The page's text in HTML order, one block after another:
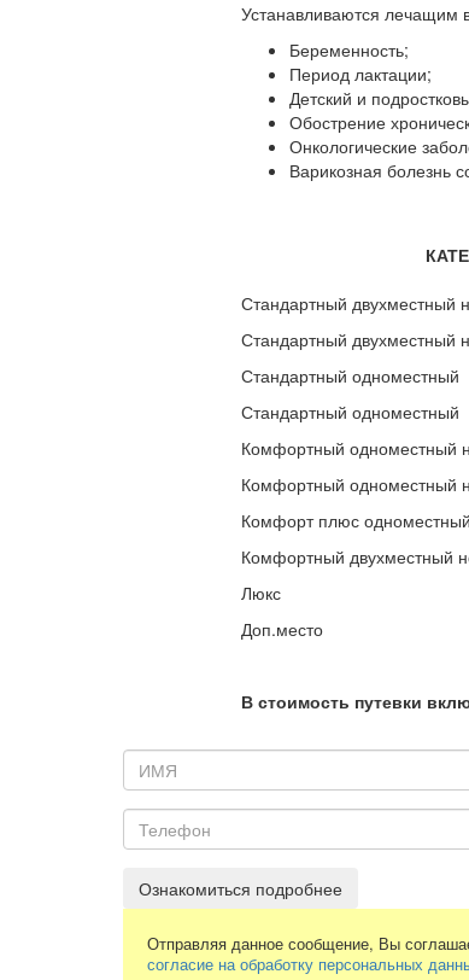
Устанавливаются лечащим
Беременность;
Период лактации;
Детский и
Обострение
Онкологические
Варикозная болезнь
Стандартный двухместный
Стандартный двухместный
Стандартный
Стандартный
Комфортный одноместный
Комфортный одноместный
Комфорт плюс одноместный
Комфортный двухместный
Люкс
Доп.место
В стоимость путевки
Ознакомиться подробнее
Отправляя данное сообщение, Вы
согласие на обработку персональных